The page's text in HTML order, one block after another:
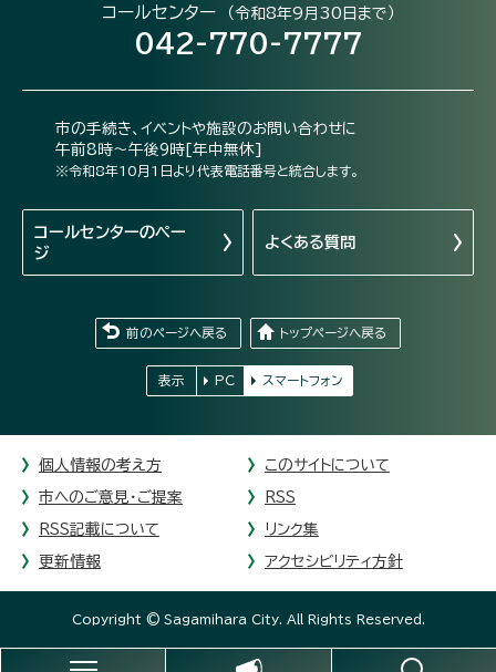
コールセンター （令和8年9月30日まで）
042-770-7777
市の手続き、イベントや施設のお問い合わせに
午前8時～午後9時[年中無休]
※令和8年10月1日より代表電話番号と統合します。
コールセンターのペー
ジ
よくある質問
前のページへ戻る トップページへ戻る
表示 PC スマートフォン
個人情報の考え方 このサイトについて
市へのご意見・ご提案 RSS
RSS記載について リンク集
更新情報 アクセシビリティ方針
Copyright © Sagamihara City. All Rights Reserved.